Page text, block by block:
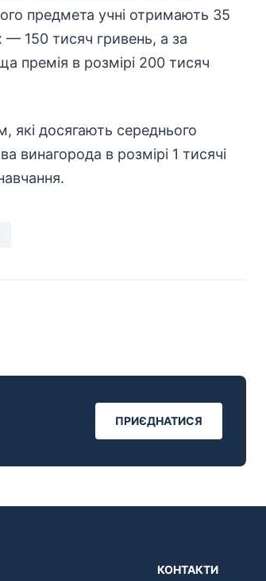
предмета учні отримають 35
— 150 тисяч гривень, а за
премія в розмірі 200 тисяч
які досягають середнього
винагорода в розмірі 1 тисячі
ПРИЄДНАТИСЯ
КОНТАКТИ